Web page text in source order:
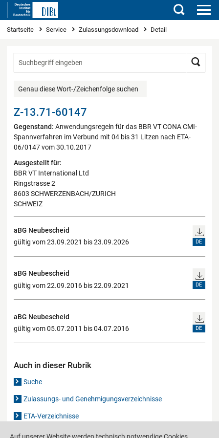
Suchen
Sie sind hier
Startseite Service Zulassungsdownload Detail
Genau diese Wort-/Zeichenfolge suchen
Z-13.71-60147
Gegenstand: Anwendungsregeln für das BBR VT CONA CMI-
Spannverfahren im Verbund mit 04 bis 31 Litzen nach ETA-
06/0147 vom 30.10.2017
Ausgestellt für:
BBR VT International Ltd
Ringstrasse 2
8603 SCHWERZENBACH/ZURICH
SCHWEIZ
aBG Neubescheid
gültig vom 23.09.2021 bis 23.09.2026
DE
aBG Neubescheid
gültig vom 22.09.2016 bis 22.09.2021
DE
aBG Neubescheid
gültig vom 05.07.2011 bis 04.07.2016
DE
Auch in dieser Rubrik
Suche
Zulassungs- und Genehmigungsverzeichnisse
ETA-Verzeichnisse
Gutachten-Verzeichnis
Auf unserer Website werden technisch notwendige Cookies